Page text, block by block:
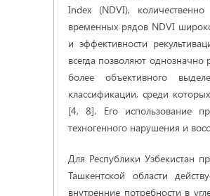
Index (NDVI),
временных рядов NDVI
и эффективности
всегда позволяют
более объективного
классификации, среди
[4, 8]. Его использование
техногенного нарушения и
Для Республики Узбекистан
Ташкентской области
внутренние потребности в